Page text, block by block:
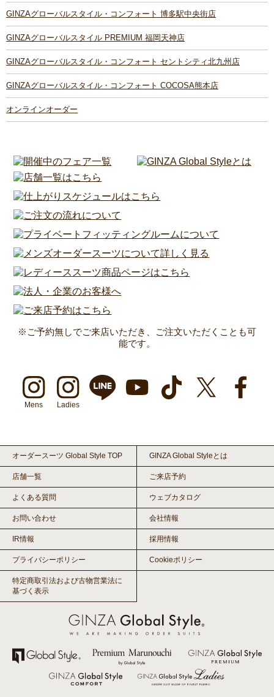
GINZAグローバルスタイル・コンフォート 博多駅中央街店
GINZAグローバルスタイル PREMIUM 福岡天神店
GINZAグローバルスタイル・コンフォート セントシティ北九州店
GINZAグローバルスタイル・コンフォート COCOSA熊本店
オンラインオーダー
※ご予約無しでご来店いただき、ご注文いただくことも可
能です。
Mens Ladies
オーダースーツ Global Style TOP GINZA Global Styleとは
店舗一覧 ご来店予約
よくある質問 ウェブカタログ
お問い合わせ 会社情報
IR情報 採用情報
プライバシーポリシー Cookieポリシー
特定商取引法および古物営業法に
基づく表示